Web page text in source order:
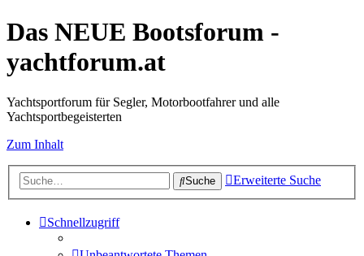
Das NEUE Bootsforum -
yachtforum.at
Yachtsportforum für Segler, Motorbootfahrer und alle
Yachtsportbegeisterten
Zum Inhalt
Suche Erweiterte Suche
Schnellzugriff